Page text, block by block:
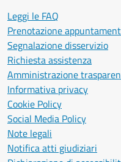
Leggi le FAQ
Prenotazione
Segnalazione disservizio
Richiesta assistenza
Amministrazione
Informativa privacy
Cookie Policy
Social Media Policy
Note legali
Notifica atti giudiziari